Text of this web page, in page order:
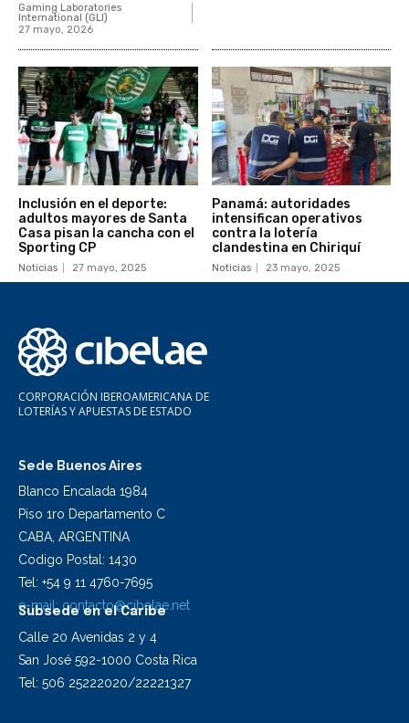
Gaming Laboratories
International (GLI)
27 mayo, 2026
Inclusión en el deporte:
adultos mayores de Santa
Casa pisan la cancha con el
Sporting CP
Noticias 27 mayo, 2025
Panamá: autoridades
intensifican operativos
contra la lotería
clandestina en Chiriquí
Noticias 23 mayo, 2025
CORPORACIÓN IBEROAMERICANA DE
LOTERÍAS Y APUESTAS DE ESTADO
Sede Buenos Aires
Blanco Encalada 1984
Piso 1ro Departamento C
CABA, ARGENTINA
Codigo Postal: 1430
Tel: +54 9 11 4760-7695
e-mail: contacto@cibelae.net
Subsede en el Caribe
Calle 20 Avenidas 2 y 4
San José 592-1000 Costa Rica
Tel: 506 25222020/22221327